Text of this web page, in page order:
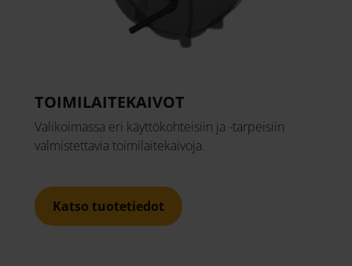
TOIMILAITEKAIVOT
Valikoimassa eri käyttökohteisiin ja -tarpeisiin
valmistettavia toimilaitekaivoja.
Katso tuotetiedot